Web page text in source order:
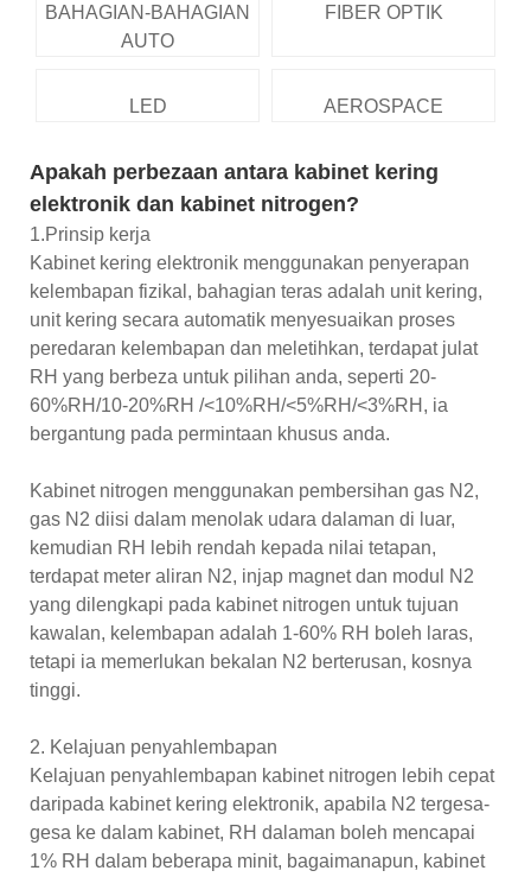
BAHAGIAN-BAHAGIAN
AUTO
FIBER OPTIK
LED AEROSPACE
Apakah perbezaan antara kabinet kering
elektronik dan kabinet nitrogen?
1.Prinsip kerja
Kabinet kering elektronik menggunakan penyerapan
kelembapan fizikal, bahagian teras adalah unit kering,
unit kering secara automatik menyesuaikan proses
peredaran kelembapan dan meletihkan, terdapat julat
RH yang berbeza untuk pilihan anda, seperti 20-
60%RH/10-20%RH /<10%RH/<5%RH/<3%RH, ia
bergantung pada permintaan khusus anda.
Kabinet nitrogen menggunakan pembersihan gas N2,
gas N2 diisi dalam menolak udara dalaman di luar,
kemudian RH lebih rendah kepada nilai tetapan,
terdapat meter aliran N2, injap magnet dan modul N2
yang dilengkapi pada kabinet nitrogen untuk tujuan
kawalan, kelembapan adalah 1-60% RH boleh laras,
tetapi ia memerlukan bekalan N2 berterusan, kosnya
tinggi.
2. Kelajuan penyahlembapan
Kelajuan penyahlembapan kabinet nitrogen lebih cepat
daripada kabinet kering elektronik, apabila N2 tergesa-
gesa ke dalam kabinet, RH dalaman boleh mencapai
1% RH dalam beberapa minit, bagaimanapun, kabinet